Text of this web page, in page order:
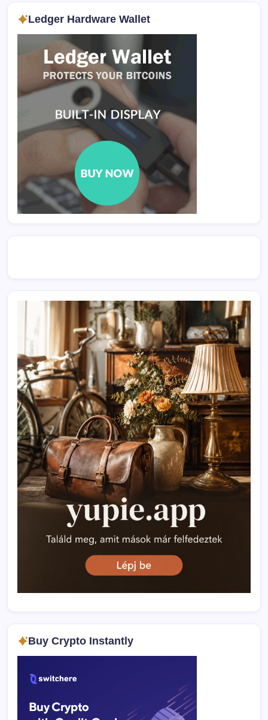
Ledger Hardware Wallet
Buy Crypto Instantly